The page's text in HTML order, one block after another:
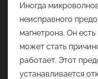
Иногда
неисправного
магнетрона. Он
может стать
работает. Этот
устанавливается